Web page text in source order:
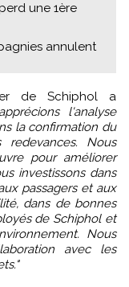
une 1ère
annulent
de Schiphol a
l'analyse
la confirmation du
redevances. Nous
pour améliorer
investissons dans
passagers et aux
dans de bonnes
de Schiphol et
Nous
avec les